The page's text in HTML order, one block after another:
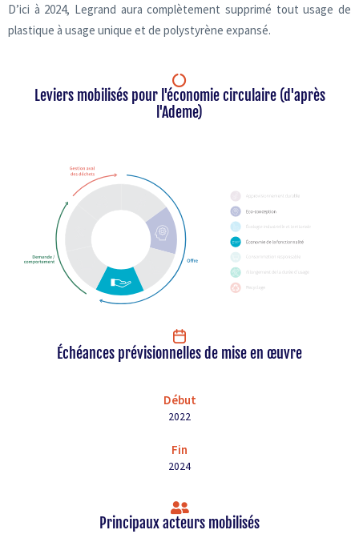
D’ici à 2024, Legrand aura complètement supprimé tout usage de
plastique à usage unique et de polystyrène expansé.
Leviers mobilisés pour l'économie circulaire (d'après
l'Ademe)
Échéances prévisionnelles de mise en œuvre
Début
2022
Fin
2024
Principaux acteurs mobilisés